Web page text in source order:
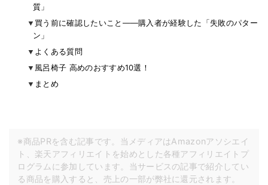
質」
買う前に確認したいこと——購入者が経験した「失敗のパター
ン」
よくある質問
風呂椅子 高めのおすすめ10選！
まとめ
※商品PRを含む記事です。当メディアはAmazonアソシエイ
ト、楽天アフィリエイトを始めとした各種アフィリエイトプ
ログラムに参加しています。当サービスの記事で紹介してい
る商品を購入すると、売上の一部が弊社に還元されます。